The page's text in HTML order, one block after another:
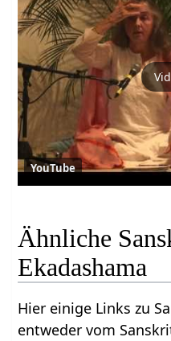
YouTube
Ähnliche
Ekadashama
Hier einige Links zu
entweder vom